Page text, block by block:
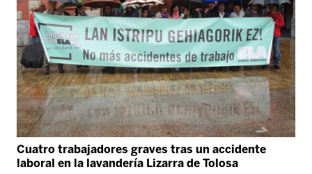
Cuatro trabajadores graves tras un accidente
laboral en la lavandería Lizarra de Tolosa